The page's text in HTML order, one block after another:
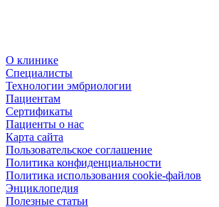
О клинике
Специалисты
Технологии эмбриологии
Пациентам
Сертификаты
Пациенты о нас
Карта сайта
Пользовательское соглашение
Политика конфиденциальности
Политика использования cookie-файлов
Энциклопедия
Полезные статьи